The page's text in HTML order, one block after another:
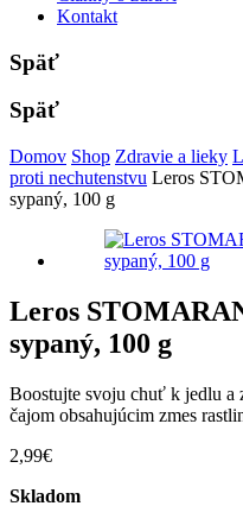
Kontakt
Späť
Späť
Domov Shop Zdravie a lieky
proti nechutenstvu Leros
sypaný, 100 g
Leros
sypaný, 100 g
Boostujte svoju chuť k jedlu a
čajom obsahujúcim zmes
2,99€
Skladom